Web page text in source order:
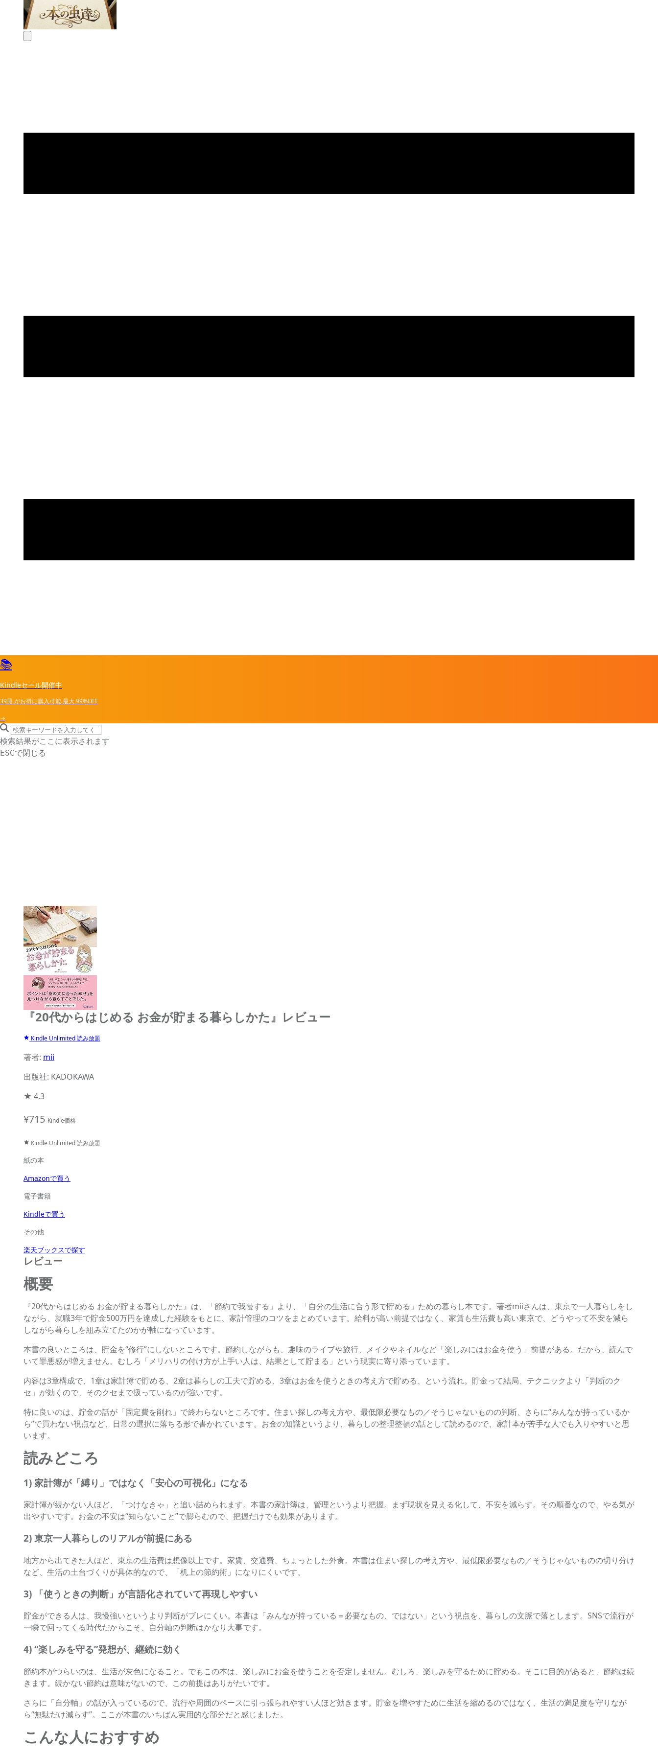
📚
Kindleセール開催中
39冊がお得に購入可能最大99%OFF
→
search icon
サイト内検索
検索結果がここに表示されます
ESCで閉じる
『20代からはじめる お金が貯まる暮らしかた』レビュー
Kindle Unlimited 読み放題
著者: mii
出版社: KADOKAWA
★ 4.3
¥715 Kindle価格
Kindle Unlimited 読み放題
紙の本
Amazonで買う
電子書籍
Kindleで買う
その他
楽天ブックスで探す
レビュー
概要
『20代からはじめる お金が貯まる暮らしかた』は、「節約で我慢する」より、「自分の生活に合う形で貯める」ための暮らし本です。著者miiさんは、東京で一人暮らしをし
ながら、就職3年で貯金500万円を達成した経験をもとに、家計管理のコツをまとめています。給料が高い前提ではなく、家賃も生活費も高い東京で、どうやって不安を減ら
しながら暮らしを組み立てたのかが軸になっています。
本書の良いところは、貯金を“修行”にしないところです。節約しながらも、趣味のライブや旅行、メイクやネイルなど「楽しみにはお金を使う」前提がある。だから、読んで
いて罪悪感が増えません。むしろ「メリハリの付け方が上手い人は、結果として貯まる」という現実に寄り添っています。
内容は3章構成で、1章は家計簿で貯める、2章は暮らしの工夫で貯める、3章はお金を使うときの考え方で貯める、という流れ。貯金って結局、テクニックより「判断のク
セ」が効くので、そのクセまで扱っているのが強いです。
特に良いのは、貯金の話が「固定費を削れ」で終わらないところです。住まい探しの考え方や、最低限必要なもの／そうじゃないものの判断、さらに“みんなが持っているか
ら”で買わない視点など、日常の選択に落ちる形で書かれています。お金の知識というより、暮らしの整理整頓の話として読めるので、家計本が苦手な人でも入りやすいと思
います。
読みどころ
1) 家計簿が「縛り」ではなく「安心の可視化」になる
家計簿が続かない人ほど、「つけなきゃ」と追い詰められます。本書の家計簿は、管理というより把握。まず現状を見える化して、不安を減らす。その順番なので、やる気が
出やすいです。お金の不安は“知らないこと”で膨らむので、把握だけでも効果があります。
2) 東京一人暮らしのリアルが前提にある
地方から出てきた人ほど、東京の生活費は想像以上です。家賃、交通費、ちょっとした外食。本書は住まい探しの考え方や、最低限必要なもの／そうじゃないものの切り分け
など、生活の土台づくりが具体的なので、「机上の節約術」になりにくいです。
3) 「使うときの判断」が言語化されていて再現しやすい
貯金ができる人は、我慢強いというより判断がブレにくい。本書は「みんなが持っている＝必要なもの、ではない」という視点を、暮らしの文脈で落とします。SNSで流行が
一瞬で回ってくる時代だからこそ、自分軸の判断はかなり大事です。
4) “楽しみを守る”発想が、継続に効く
節約本がつらいのは、生活が灰色になること。でもこの本は、楽しみにお金を使うことを否定しません。むしろ、楽しみを守るために貯める。そこに目的があると、節約は続
きます。続かない節約は意味がないので、この前提はありがたいです。
さらに「自分軸」の話が入っているので、流行や周囲のペースに引っ張られやすい人ほど効きます。貯金を増やすために生活を縮めるのではなく、生活の満足度を守りなが
ら“無駄だけ減らす”。ここが本書のいちばん実用的な部分だと感じました。
こんな人におすすめ